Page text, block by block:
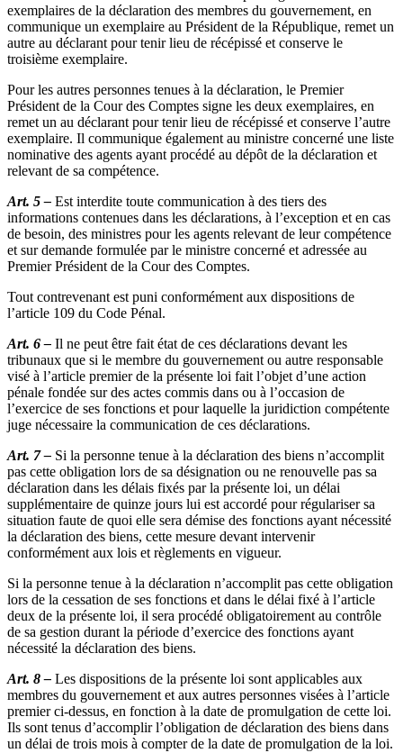
exemplaires de la déclaration des membres du gouvernement, en
communique un exemplaire au Président de la République, remet un
autre au déclarant pour tenir lieu de récépissé et conserve le
troisième exemplaire.
Pour les autres personnes tenues à la déclaration, le Premier
Président de la Cour des Comptes signe les deux exemplaires, en
remet un au déclarant pour tenir lieu de récépissé et conserve l’autre
exemplaire. Il communique également au ministre concerné une liste
nominative des agents ayant procédé au dépôt de la déclaration et
relevant de sa compétence.
Art. 5 – Est interdite toute communication à des tiers des
informations contenues dans les déclarations, à l’exception et en cas
de besoin, des ministres pour les agents relevant de leur compétence
et sur demande formulée par le ministre concerné et adressée au
Premier Président de la Cour des Comptes.
Tout contrevenant est puni conformément aux dispositions de
l’article 109 du Code Pénal.
Art. 6 – Il ne peut être fait état de ces déclarations devant les
tribunaux que si le membre du gouvernement ou autre responsable
visé à l’article premier de la présente loi fait l’objet d’une action
pénale fondée sur des actes commis dans ou à l’occasion de
l’exercice de ses fonctions et pour laquelle la juridiction compétente
juge nécessaire la communication de ces déclarations.
Art. 7 – Si la personne tenue à la déclaration des biens n’accomplit
pas cette obligation lors de sa désignation ou ne renouvelle pas sa
déclaration dans les délais fixés par la présente loi, un délai
supplémentaire de quinze jours lui est accordé pour régulariser sa
situation faute de quoi elle sera démise des fonctions ayant nécessité
la déclaration des biens, cette mesure devant intervenir
conformément aux lois et règlements en vigueur.
Si la personne tenue à la déclaration n’accomplit pas cette obligation
lors de la cessation de ses fonctions et dans le délai fixé à l’article
deux de la présente loi, il sera procédé obligatoirement au contrôle
de sa gestion durant la période d’exercice des fonctions ayant
nécessité la déclaration des biens.
Art. 8 – Les dispositions de la présente loi sont applicables aux
membres du gouvernement et aux autres personnes visées à l’article
premier ci-dessus, en fonction à la date de promulgation de cette loi.
Ils sont tenus d’accomplir l’obligation de déclaration des biens dans
un délai de trois mois à compter de la date de promulgation de la loi.